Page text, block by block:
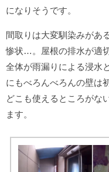
になりそうです。
間取りは大変馴染みがあ
惨状…。屋根の排水が適
全体が雨漏りによる浸水
にもべろんべろんの壁は
どこも使えるところがな
ます。